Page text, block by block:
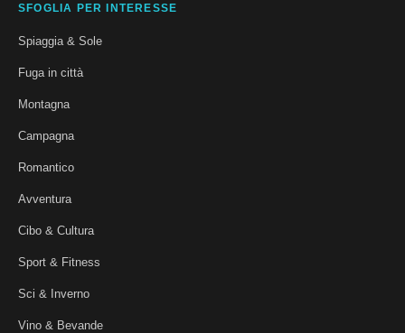
SFOGLIA PER INTERESSE
Spiaggia & Sole
Fuga in città
Montagna
Campagna
Romantico
Avventura
Cibo & Cultura
Sport & Fitness
Sci & Inverno
Vino & Bevande